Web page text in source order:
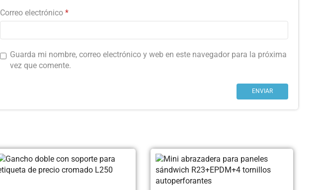
Correo electrónico *
Guarda mi nombre, correo electrónico y web en este navegador para la próxima
vez que comente.